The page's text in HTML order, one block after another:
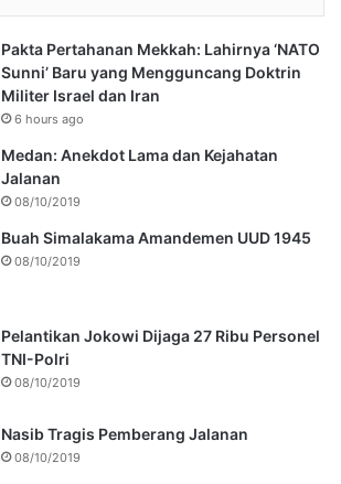
Pakta Pertahanan Mekkah: Lahirnya ‘NATO
Sunni’ Baru yang Mengguncang Doktrin
Militer Israel dan Iran
6 hours ago
Medan: Anekdot Lama dan Kejahatan
Jalanan
08/10/2019
Buah Simalakama Amandemen UUD 1945
08/10/2019
Pelantikan Jokowi Dijaga 27 Ribu Personel
TNI-Polri
08/10/2019
Nasib Tragis Pemberang Jalanan
08/10/2019